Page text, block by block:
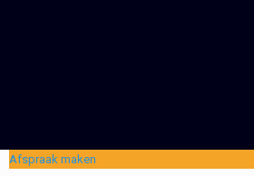
Afspraak maken